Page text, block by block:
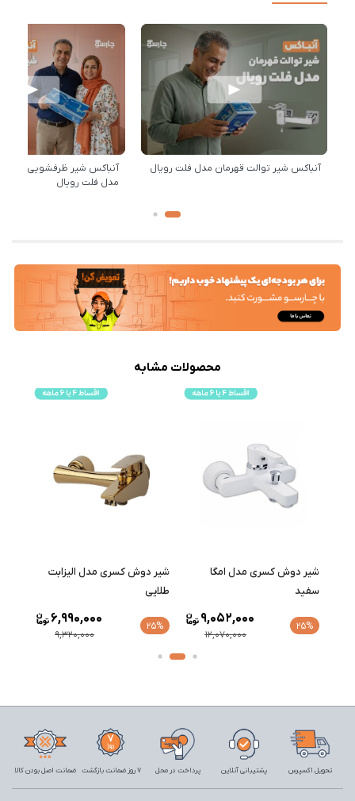
آنباکس شیر توالت قهرمان مدل فلت رویال
آنباکس شیر ظرفشویی علم
مدل فلت رویال
محصولات مشابه
شیر دوش کسری مدل امگا
سفید
25%
12,070,000
9,052,000
شیر دوش کسری مدل الیزابت
طلایی
25%
9,320,000
6,990,000
تحویل اکسپرس پشتیبانی آنلاین پرداخت در محل 7 روز ضمانت بازگشت ضمانت اصل بودن کالا